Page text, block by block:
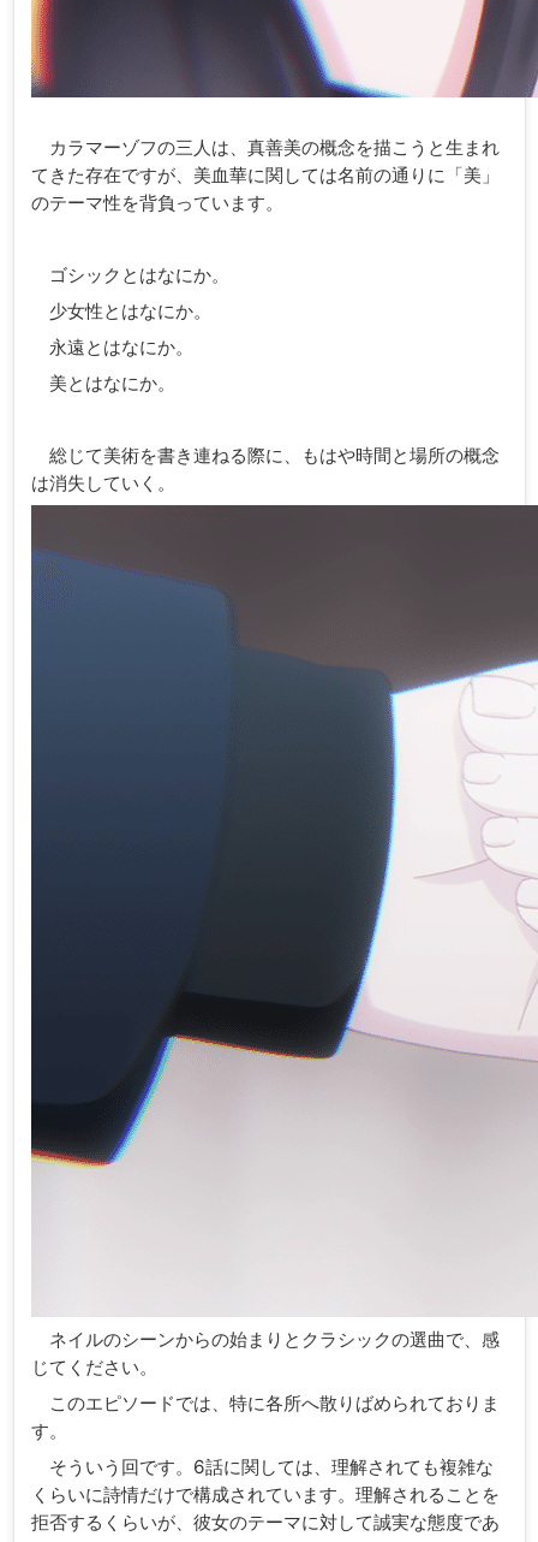
カラマーゾフの三人は、真善美の概念を描こうと生まれ
てきた存在ですが、美血華に関しては名前の通りに「美」
のテーマ性を背負っています。
ゴシックとはなにか。
少女性とはなにか。
永遠とはなにか。
美とはなにか。
総じて美術を書き連ねる際に、もはや時間と場所の概念
は消失していく。
ネイルのシーンからの始まりとクラシックの選曲で、感
じてください。
このエピソードでは、特に各所へ散りばめられておりま
す。
そういう回です。6話に関しては、理解されても複雑な
くらいに詩情だけで構成されています。理解されることを
拒否するくらいが、彼女のテーマに対して誠実な態度であ